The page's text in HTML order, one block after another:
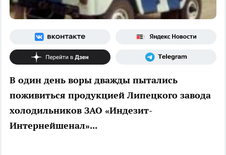
В один день воры дважды пытались
поживиться продукцией Липецкого завода
холодильников ЗАО «Индезит-
Интернейшенал»...